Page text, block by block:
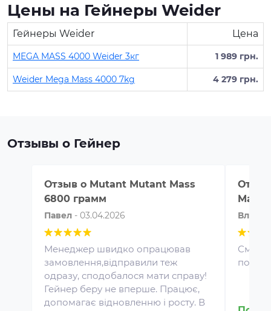
Цены на Гейнеры Weider
Гейнеры Weider Цена
MEGA MASS 4000 Weider 3кг 1 989 грн.
Weider Mega Mass 4000 7kg 4 279 грн.
Отзывы о Гейнер
Отзыв о Mutant Mutant Mass
6800 грамм
Павел - 03.04.2026
Менеджер швидко опрацював
замовлення,відправили теж
одразу, сподобалося мати справу!
Гейнер беру не вперше. Працює,
допомагає відновленню і росту. В
Mass
Влад
Протеин для спортивного
питания представляет собой
концентрат белка в виде